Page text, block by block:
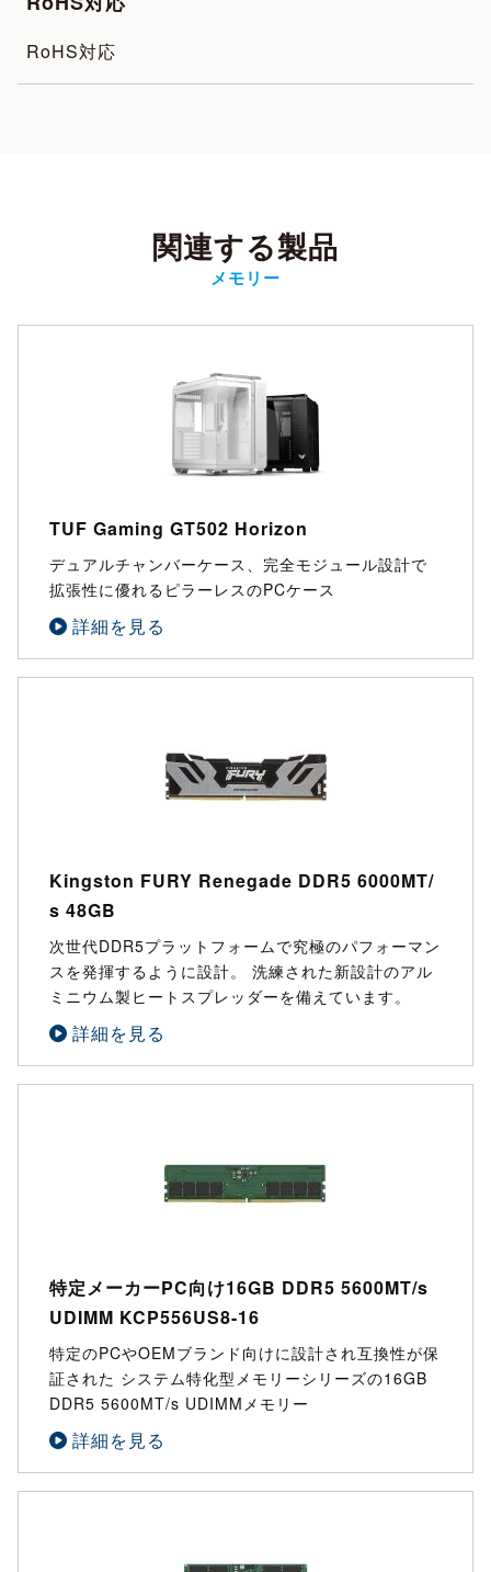
RoHS対応
関連する製品
メモリー
TUF Gaming GT502 Horizon
デュアルチャンバーケース、完全モジュール設計で
拡張性に優れるピラーレスのPCケース
詳細を見る
Kingston FURY Renegade DDR5 6000MT/
s 48GB
次世代DDR5プラットフォームで究極のパフォーマン
スを発揮するように設計。 洗練された新設計のアル
ミニウム製ヒートスプレッダーを備えています。
詳細を見る
特定メーカーPC向け16GB DDR5 5600MT/s
UDIMM KCP556US8-16
特定のPCやOEMブランド向けに設計され互換性が保
証された システム特化型メモリーシリーズの16GB
DDR5 5600MT/s UDIMMメモリー
詳細を見る